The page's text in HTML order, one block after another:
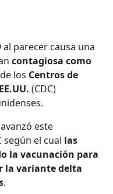
parecer causa una
contagiosa como
los Centros de
(CDC)
este
el cual las
la vacunación para
la variante delta
.